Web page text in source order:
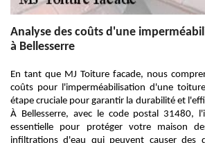
Analyse des coûts d'une
à Bellesserre
En tant que MJ Toiture facade, nous
coûts pour l'imperméabilisation d'une
étape cruciale pour garantir la durabilité et
À Bellesserre, avec le code postal 31480,
essentielle pour protéger votre maison
infiltrations d'eau qui peuvent causer des